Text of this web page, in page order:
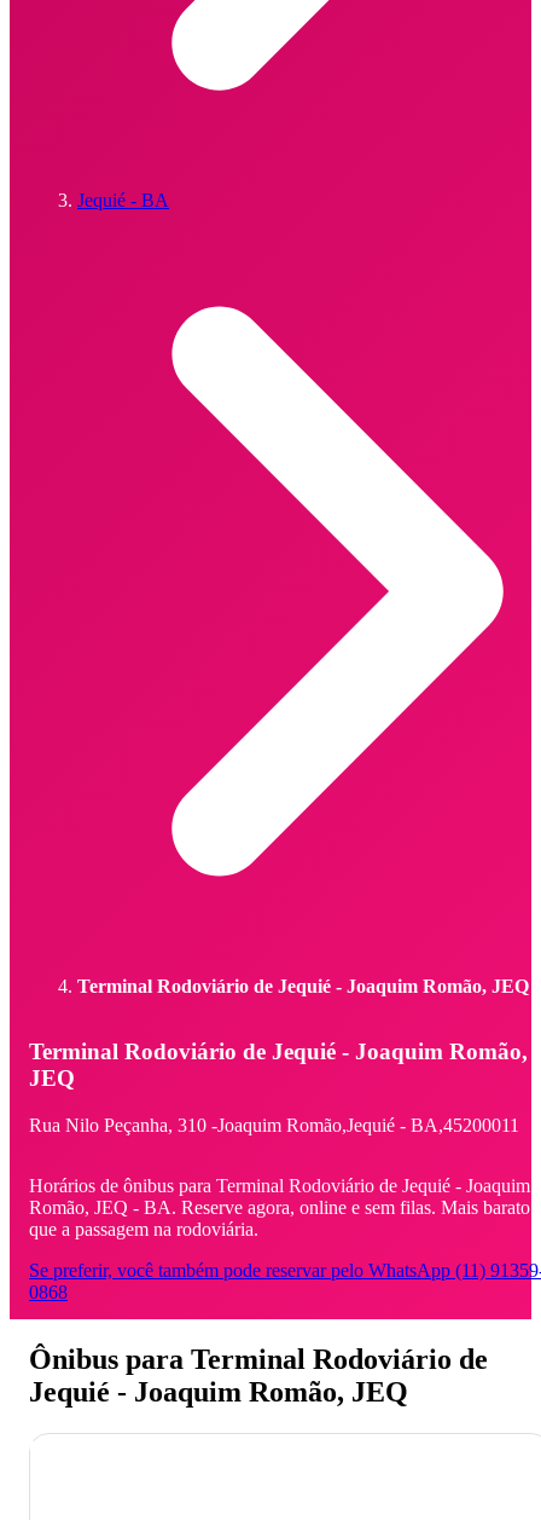
Jequié - BA
Terminal Rodoviário de Jequié - Joaquim Romão, JEQ
Terminal Rodoviário de Jequié - Joaquim Romão,
JEQ
Rua Nilo Peçanha, 310 -Joaquim Romão,Jequié - BA,45200011
Horários de ônibus para Terminal Rodoviário de Jequié - Joaquim
Romão, JEQ - BA. Reserve agora, online e sem filas. Mais barato
que a passagem na rodoviária.
Se preferir, você também pode reservar pelo WhatsApp (11)
0868
Ônibus para Terminal Rodoviário de
Jequié - Joaquim Romão, JEQ